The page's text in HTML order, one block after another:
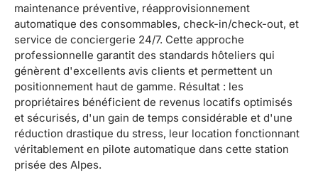
maintenance préventive, réapprovisionnement
automatique des consommables, check-in/check-out, et
service de conciergerie 24/7. Cette approche
professionnelle garantit des standards hôteliers qui
génèrent d'excellents avis clients et permettent un
positionnement haut de gamme. Résultat : les
propriétaires bénéficient de revenus locatifs optimisés
et sécurisés, d'un gain de temps considérable et d'une
réduction drastique du stress, leur location fonctionnant
véritablement en pilote automatique dans cette station
prisée des Alpes.